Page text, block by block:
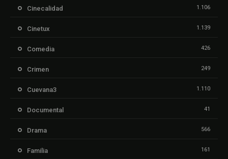
Cinecalidad 1.106
Cinetux 1.139
Comedia 426
Crimen 249
Cuevana3 1.110
Documental 41
Drama 566
Familia 161